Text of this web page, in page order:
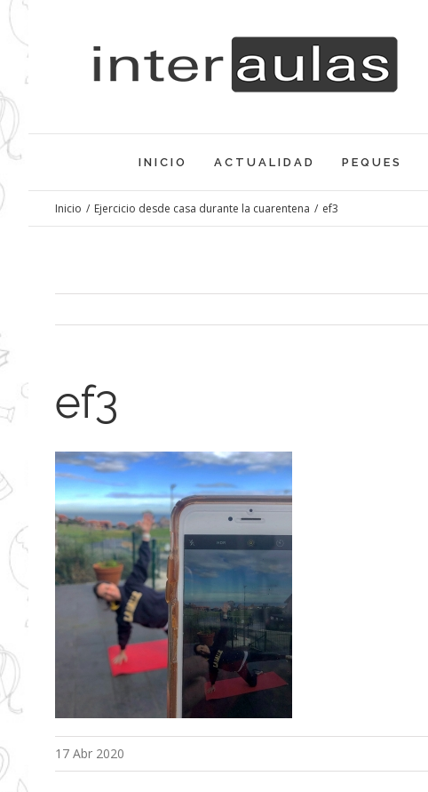
Saltar
INICIO ACTUALIDAD PEQUES
Inicio / Ejercicio desde casa durante la cuarentena / ef3
ef3
17 Abr 2020